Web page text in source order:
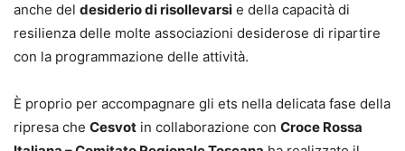
anche del desiderio di risollevarsi e della capacità di
resilienza delle molte associazioni desiderose di ripartire
con la programmazione delle attività.
È proprio per accompagnare gli ets nella delicata fase della
ripresa che Cesvot in collaborazione con Croce Rossa